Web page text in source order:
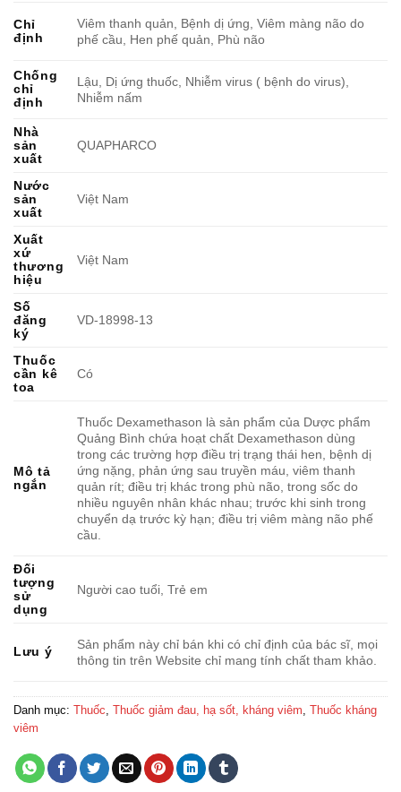
Chỉ
định
Viêm thanh quản, Bệnh dị ứng, Viêm màng não do
phế cầu, Hen phế quản, Phù não
Chống
chỉ
định
Lậu, Dị ứng thuốc, Nhiễm virus ( bệnh do virus),
Nhiễm nấm
Nhà
sản
xuất
QUAPHARCO
Nước
sản
xuất
Việt Nam
Xuất
xứ
thương
hiệu
Việt Nam
Số
đăng
ký
VD-18998-13
Thuốc
cần kê
toa
Có
Mô tả
ngắn
Thuốc Dexamethason là sản phẩm của Dược phẩm
Quảng Bình chứa hoạt chất Dexamethason dùng
trong các trường hợp điều trị trạng thái hen, bệnh dị
ứng nặng, phản ứng sau truyền máu, viêm thanh
quản rít; điều trị khác trong phù não, trong sốc do
nhiều nguyên nhân khác nhau; trước khi sinh trong
chuyển dạ trước kỳ hạn; điều trị viêm màng não phế
cầu.
Đối
tượng
sử
dụng
Người cao tuổi, Trẻ em
Lưu ý
Sản phẩm này chỉ bán khi có chỉ định của bác sĩ, mọi
thông tin trên Website chỉ mang tính chất tham khảo.
Danh mục: Thuốc Thuốc giảm đau, hạ sốt, kháng viêm Thuốc kháng
viêm